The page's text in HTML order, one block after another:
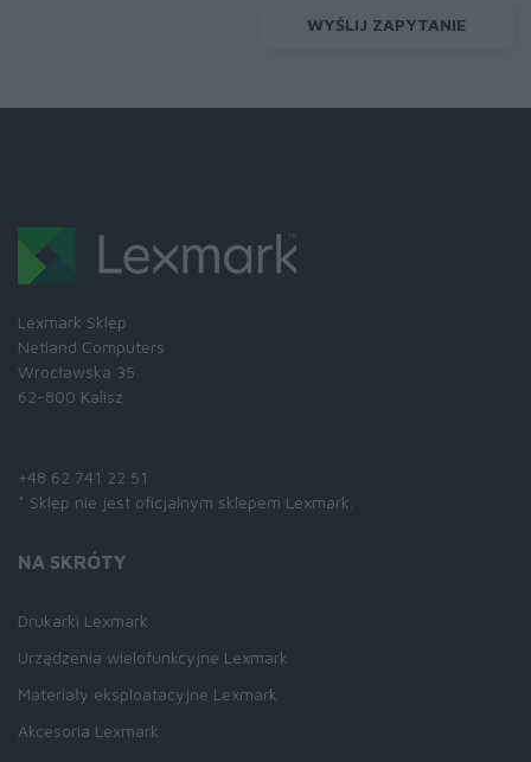
WYŚLIJ ZAPYTANIE
Lexmark Sklep
Netland Computers
Wrocławska 35
62-800 Kalisz
+48 62 741 22 51
* Sklep nie jest oficjalnym sklepem Lexmark.
NA SKRÓTY
Drukarki Lexmark
Urządzenia wielofunkcyjne Lexmark
Materiały eksploatacyjne Lexmark
Akcesoria Lexmark